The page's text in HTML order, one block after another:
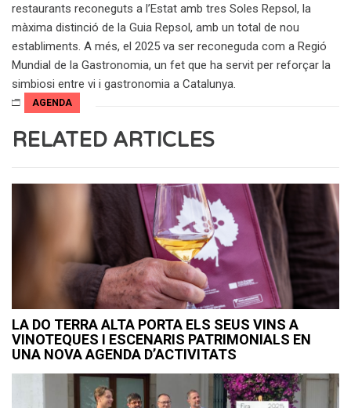
restaurants reconeguts a l’Estat amb tres Soles Repsol, la
màxima distinció de la Guia Repsol, amb un total de nou
establiments. A més, el 2025 va ser reconeguda com a Regió
Mundial de la Gastronomia, un fet que ha servit per reforçar la
simbiosi entre vi i gastronomia a Catalunya.
AGENDA
RELATED ARTICLES
LA DO TERRA ALTA PORTA ELS SEUS VINS A
VINOTEQUES I ESCENARIS PATRIMONIALS EN
UNA NOVA AGENDA D’ACTIVITATS